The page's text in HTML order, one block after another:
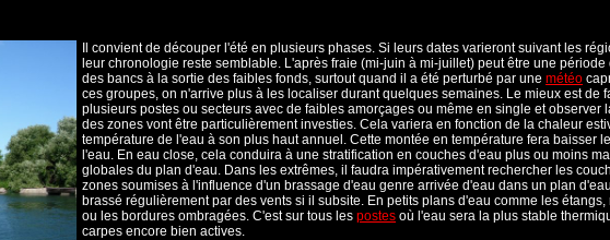
Il convient de découper l'été en plusieurs phases. Si leurs dates varieront suivant les
leur chronologie reste semblable. L'après fraie (mi-juin à mi-juillet) peut être une
des bancs à la sortie des faibles fonds, surtout quand il a été perturbé par une météo
ces groupes, on n'arrive plus à les localiser durant quelques semaines. Le mieux est de
plusieurs postes ou secteurs avec de faibles amorçages ou même en single et observer
des zones vont être particulièrement investies. Cela variera en fonction de la chaleur
température de l'eau à son plus haut annuel. Cette montée en température fera baisser
l'eau. En eau close, cela conduira à une stratification en couches d'eau plus ou moins
globales du plan d'eau. Dans les extrêmes, il faudra impérativement rechercher les
zones soumises à l'influence d'un brassage d'eau genre arrivée d'eau dans un plan
brassé régulièrement par des vents si il subsite. En petits plans d'eau comme les
ou les bordures ombragées. C'est sur tous les postes où l'eau sera la plus stable
carpes encore bien actives.